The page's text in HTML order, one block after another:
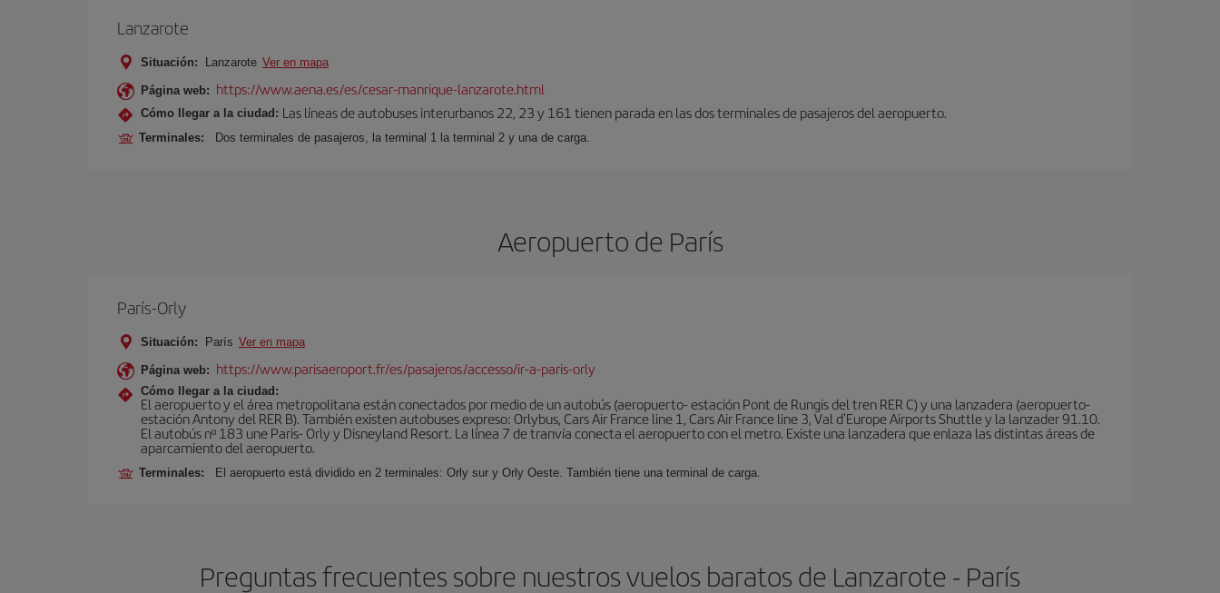
Lanzarote
Situación: Lanzarote Ver en mapa
Página web: https://www.aena.es/es/cesar-manrique-lanzarote.html
Cómo llegar a la ciudad: Las líneas de autobuses interurbanos 22, 23 y 161 tienen parada en las dos terminales de pasajeros del aeropuerto.
Terminales: Dos terminales de pasajeros, la terminal 1 la terminal 2 y una de carga.
Aeropuerto de París
París-Orly
Situación: París Ver en mapa
Página web: https://www.parisaeroport.fr/es/pasajeros/accesso/ir-a-paris-orly
Cómo llegar a la ciudad:
El aeropuerto y el área metropolitana están conectados por medio de un autobús (aeropuerto- estación Pont de Rungis del tren RER C) y una lanzadera (aeropuerto-
estación Antony del RER B). También existen autobuses expreso: Orlybus, Cars Air France line 1, Cars Air France line 3, Val d'Europe Airports Shuttle y la lanzader 91.10.
El autobús nº 183 une Paris- Orly y Disneyland Resort. La línea 7 de tranvía conecta el aeropuerto con el metro. Existe una lanzadera que enlaza las distintas áreas de
aparcamiento del aeropuerto.
Terminales: El aeropuerto está dividido en 2 terminales: Orly sur y Orly Oeste. También tiene una terminal de carga.
Preguntas frecuentes sobre nuestros vuelos baratos de Lanzarote - París